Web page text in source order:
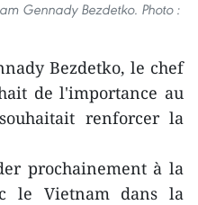
Gennady Bezdetko. Photo :
Bezdetko, le chef
de l'importance au
renforcer la
prochainement à la
le Vietnam dans la